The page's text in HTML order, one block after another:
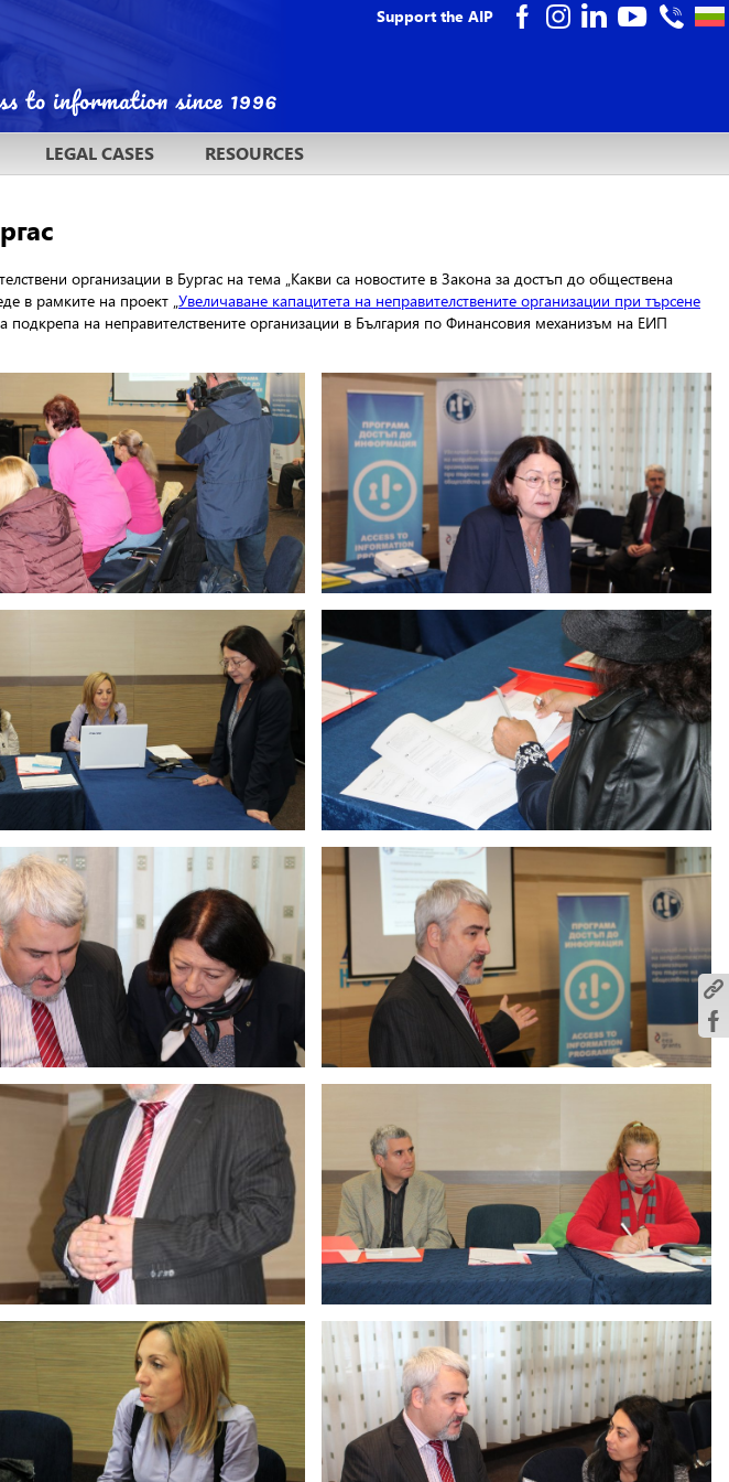
Support the AIP
LEGAL CASES RESOURCES
организации в Бургас на тема „Какви са новостите в Закона за достъп до обществена
в рамките на проект „Увеличаване капацитета на неправителствените организации при търсене
на неправителствените организации в България по Финансовия механизъм на ЕИП